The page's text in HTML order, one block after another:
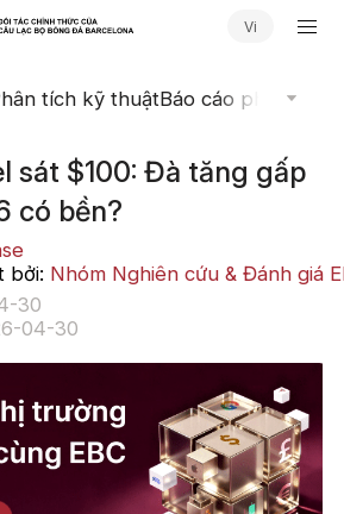
Vi
tích kỹ thuậtBáo cáo phân tích
sát $100: Đà tăng gấp
có bền?
bởi: Nhóm Nghiên cứu & Đánh giá
30
04-30